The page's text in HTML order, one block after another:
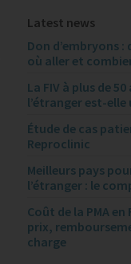
Latest news
Don d’embryons :
où aller et
La FIV à plus de 50
l’étranger est-elle
Étude de cas
Reproclinic
Meilleurs pays
l’étranger : le
Coût de la PMA en
prix,
charge